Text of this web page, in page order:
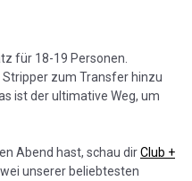
für 18-19 Personen.
Stripper zum Transfer hinzu
ist der ultimative Weg, um
Abend hast, schau dirClub +
unserer beliebtesten